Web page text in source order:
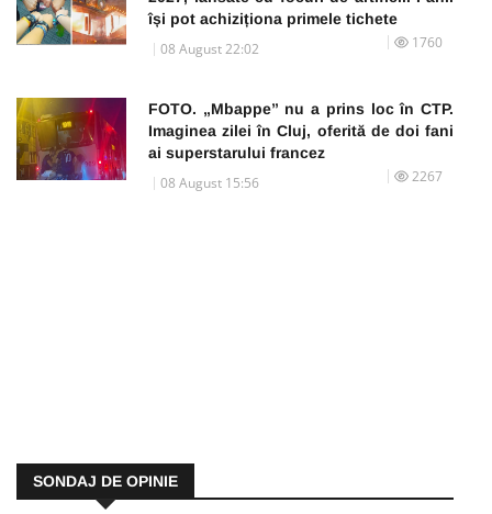
își pot achiziționa primele tichete
08 August 22:02 1760
FOTO. „Mbappe” nu a prins loc în CTP.
Imaginea zilei în Cluj, oferită de doi fani
ai superstarului francez
08 August 15:56 2267
SONDAJ DE OPINIE